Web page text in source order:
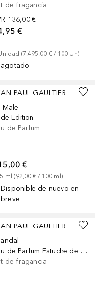
de fragancia
136,00 €
€
(7.495,00 € / 100 Un)
agotado
PAUL GAULTIER
Male
Edition
de Parfum
€
ml (92,00 € / 100 ml )
Disponible de nuevo en
breve
PAUL GAULTIER
Eau de Parfum Estuche de Regalo
de fragancia